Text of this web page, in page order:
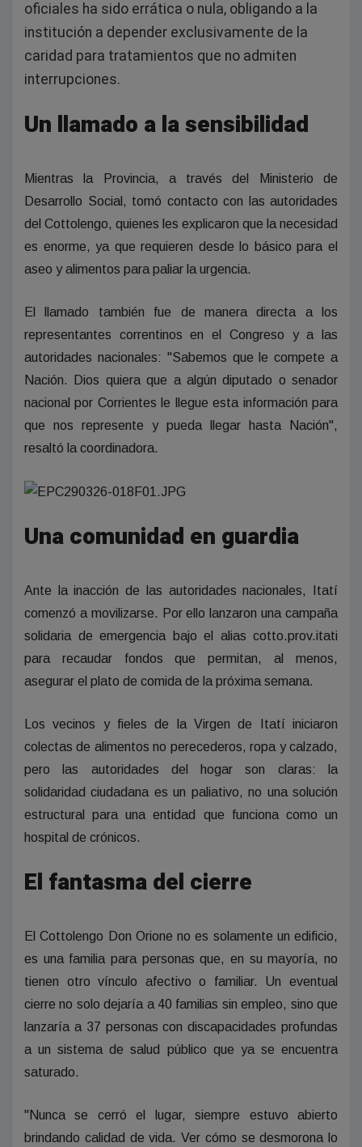
oficiales ha sido errática o nula, obligando a la
institución a depender exclusivamente de la
caridad para tratamientos que no admiten
interrupciones.
Un llamado a la sensibilidad
Mientras la Provincia, a través del Ministerio de
Desarrollo Social, tomó contacto con las autoridades
del Cottolengo, quienes les explicaron que la necesidad
es enorme, ya que requieren desde lo básico para el
aseo y alimentos para paliar la urgencia.
El llamado también fue de manera directa a los
representantes correntinos en el Congreso y a las
autoridades nacionales: "Sabemos que le compete a
Nación. Dios quiera que a algún diputado o senador
nacional por Corrientes le llegue esta información para
que nos represente y pueda llegar hasta Nación",
resaltó la coordinadora.
Una comunidad en guardia
Ante la inacción de las autoridades nacionales, Itatí
comenzó a movilizarse. Por ello lanzaron una campaña
solidaria de emergencia bajo el alias cotto.prov.itati
para recaudar fondos que permitan, al menos,
asegurar el plato de comida de la próxima semana.
Los vecinos y fieles de la Virgen de Itatí iniciaron
colectas de alimentos no perecederos, ropa y calzado,
pero las autoridades del hogar son claras: la
solidaridad ciudadana es un paliativo, no una solución
estructural para una entidad que funciona como un
hospital de crónicos.
El fantasma del cierre
El Cottolengo Don Orione no es solamente un edificio,
es una familia para personas que, en su mayoría, no
tienen otro vínculo afectivo o familiar. Un eventual
cierre no solo dejaría a 40 familias sin empleo, sino que
lanzaría a 37 personas con discapacidades profundas
a un sistema de salud público que ya se encuentra
saturado.
"Nunca se cerró el lugar, siempre estuvo abierto
brindando calidad de vida. Ver cómo se desmorona lo